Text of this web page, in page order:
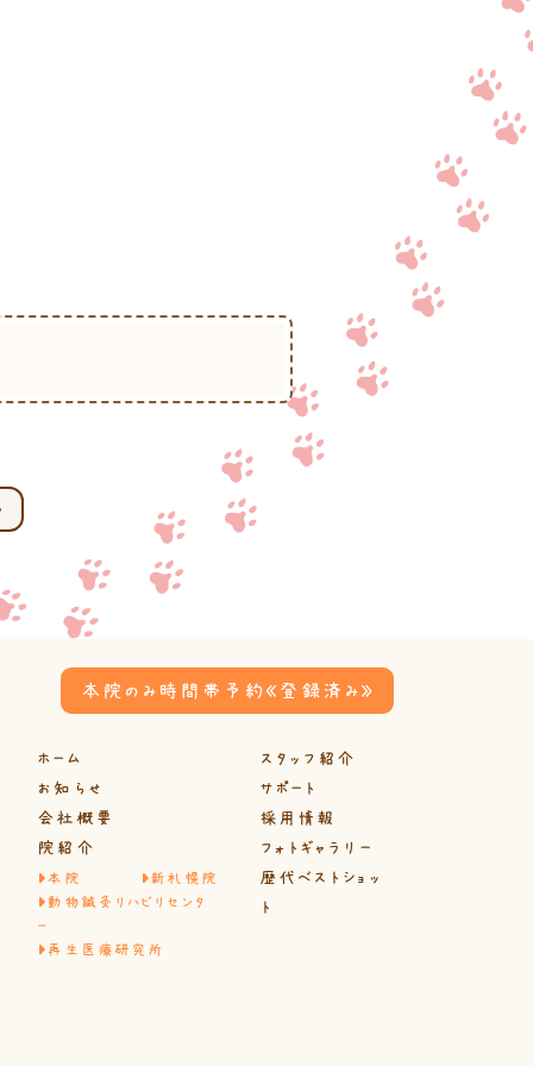
本院のみ時間帯予約《登録済み》
ホーム
お知らせ
会社概要
院紹介
本院
新札幌院
動物鍼灸リハビリセンタ
ー
再生医療研究所
スタッフ紹介
サポート
採用情報
フォトギャラリー
歴代ベストショッ
ト